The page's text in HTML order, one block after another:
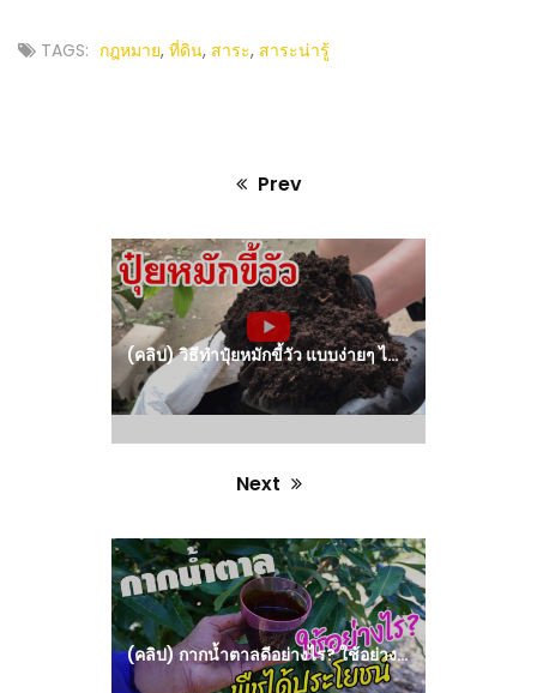
TAGS: กฎหมาย, ที่ดิน, สาระ, สาระน่ารู้
Prev
Previous
post:
(คลิป) วิธีทำปุ๋ยหมักขี้วัว แบบง่ายๆ ไม่ต้องกอง ไม่ต้องกลับ ให้ยุ่งยาก คุณเองๆ ก็ทำได้ : วีดีโอ เกษตร
Next
Next
post:
(คลิป) กากน้ำตาลดีอย่างไร? ใช้อย่างไรพืชได้ประโยชน์สุด? : วีดีโอ เกษตร